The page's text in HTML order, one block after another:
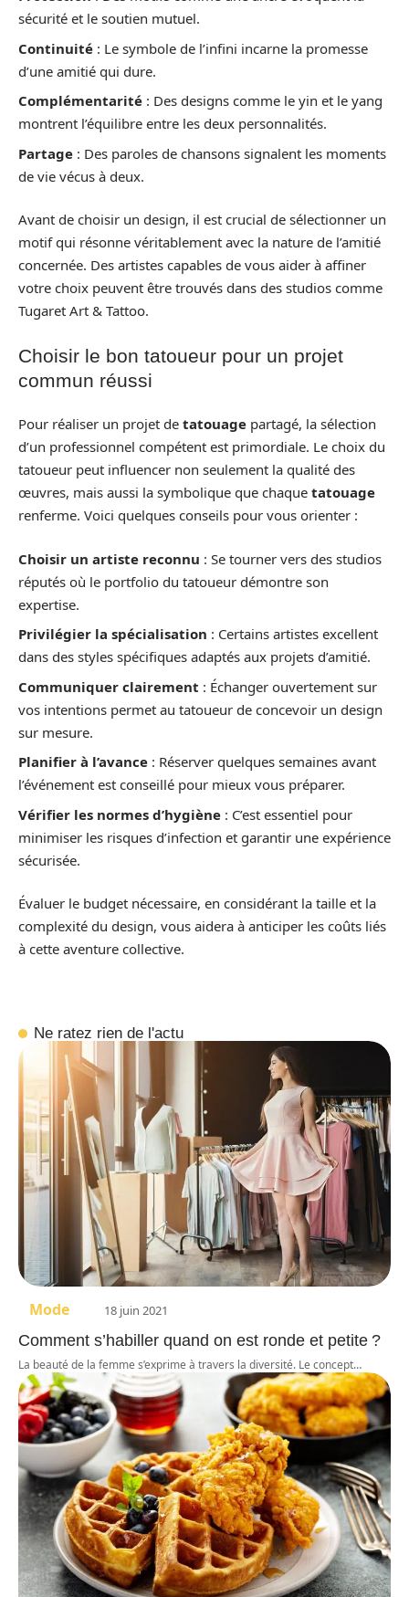
sécurité et le soutien mutuel.
Continuité : Le symbole de l’infini incarne la promesse
d’une amitié qui dure.
Complémentarité : Des designs comme le yin et le yang
montrent l’équilibre entre les deux personnalités.
Partage : Des paroles de chansons signalent les moments
de vie vécus à deux.
Avant de choisir un design, il est crucial de sélectionner un
motif qui résonne véritablement avec la nature de l’amitié
concernée. Des artistes capables de vous aider à affiner
votre choix peuvent être trouvés dans des studios comme
Tugaret Art & Tattoo.
Choisir le bon tatoueur pour un projet
commun réussi
Pour réaliser un projet de tatouage partagé, la sélection
d’un professionnel compétent est primordiale. Le choix du
tatoueur peut influencer non seulement la qualité des
œuvres, mais aussi la symbolique que chaque tatouage
renferme. Voici quelques conseils pour vous orienter :
Choisir un artiste reconnu : Se tourner vers des studios
réputés où le portfolio du tatoueur démontre son
expertise.
Privilégier la spécialisation : Certains artistes excellent
dans des styles spécifiques adaptés aux projets d’amitié.
Communiquer clairement : Échanger ouvertement sur
vos intentions permet au tatoueur de concevoir un design
sur mesure.
Planifier à l’avance : Réserver quelques semaines avant
l’événement est conseillé pour mieux vous préparer.
Vérifier les normes d’hygiène : C’est essentiel pour
minimiser les risques d’infection et garantir une expérience
sécurisée.
Évaluer le budget nécessaire, en considérant la taille et la
complexité du design, vous aidera à anticiper les coûts liés
à cette aventure collective.
Ne ratez rien de l'actu
Mode 18 juin 2021
Comment s’habiller quand on est ronde et petite ?
La beauté de la femme s’exprime à travers la diversité. Le concept…